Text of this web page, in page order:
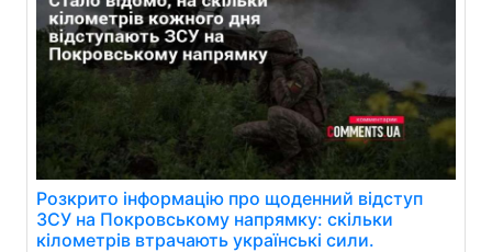
Розкрито інформацію про щоденний відступ
ЗСУ на Покровському напрямку: скільки
кілометрів втрачають українські сили.